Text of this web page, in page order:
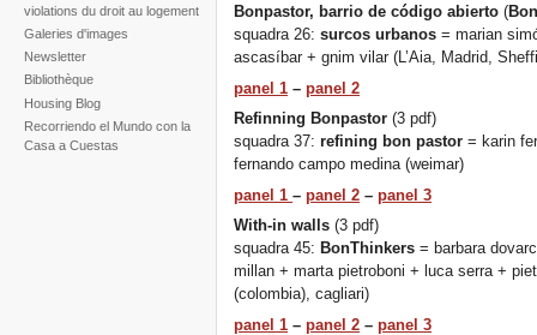
violations du droit au logement
Galeries d'images
Newsletter
Bibliothèque
Housing Blog
Recorriendo el Mundo con la
Casa a Cuestas
Bonpastor, barrio de código abierto(
squadra 26:surcos urbanos = marian
ascasíbar + gnim vilar (L’Aia, Madrid,
panel 1 –panel 2
Refinning Bonpastor (3 pdf)
squadra 37:refining bon pastor = karin
fernando campo medina (weimar)
panel 1–panel 2 –panel 3
With-in walls (3 pdf)
squadra 45: BonThinkers = barbara
millan + marta pietroboni + luca serra +
(colombia), cagliari)
panel 1 –panel 2 –panel 3